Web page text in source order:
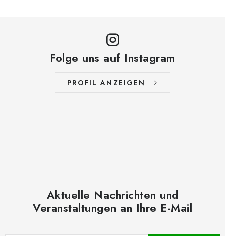
Folge uns auf Instagram
PROFIL ANZEIGEN
Aktuelle Nachrichten und
Veranstaltungen an Ihre E-Mail